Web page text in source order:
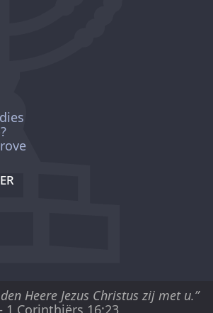
Heere Jezus Christus zij met u.”
Corinthiërs 16:23